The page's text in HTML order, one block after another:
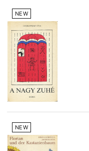
NEW
NEW